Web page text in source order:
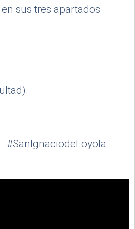
sus tres apartados